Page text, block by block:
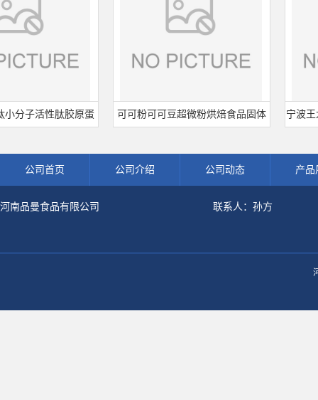
子活性肽胶原蛋 可可粉可可豆超微粉烘焙食品固体 宁波王龙
公司首页 公司介绍 公司动态 产品
河南品曼食品有限公司 联系人：孙方